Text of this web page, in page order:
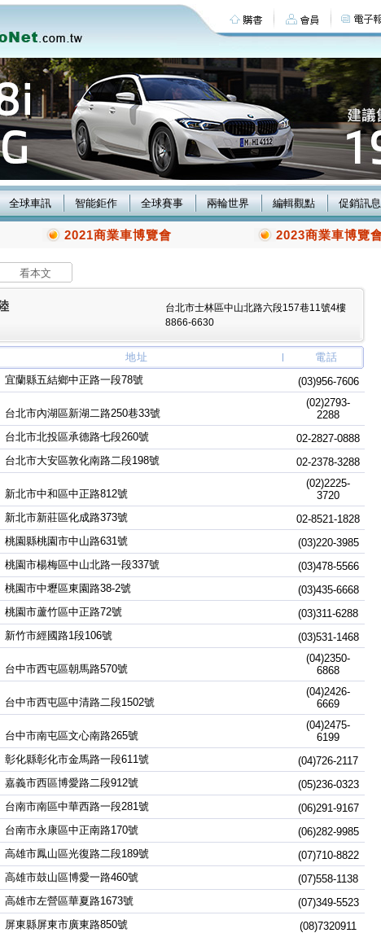
全球車訊 智能鉅作 全球賽事 兩輪世界 編輯觀點 促銷訊息
2021商業車博覽會 2023商業車博覽
看本文
台北市士林區中山北路六段157巷11號4樓
8866-6630
地址
電話
宜蘭縣五結鄉中正路一段78號 (03)956-7606
台北市內湖區新湖二路250巷33號
(02)2793-
2288
台北市北投區承德路七段260號
02-2827-0888
台北市大安區敦化南路二段198號 02-2378-3288
新北市中和區中正路812號
(02)2225-
3720
新北市新莊區化成路373號
02-8521-1828
桃園縣桃園市中山路631號
(03)220-3985
桃園市楊梅區中山北路一段337號
(03)478-5566
桃園市中壢區東園路38-2號
(03)435-6668
桃園市蘆竹區中正路72號
(03)311-6288
新竹市經國路1段106號 (03)531-1468
台中市西屯區朝馬路570號
(04)2350-
6868
台中市西屯區中清路二段1502號
(04)2426-
6669
台中市南屯區文心南路265號
(04)2475-
6199
彰化縣彰化市金馬路一段611號
(04)726-2117
嘉義市西區博愛路二段912號
(05)236-0323
台南市南區中華西路一段281號
(06)291-9167
台南市永康區中正南路170號
(06)282-9985
高雄市鳳山區光復路二段189號
(07)710-8822
高雄市鼓山區博愛一路460號
(07)558-1138
高雄市左營區華夏路1673號
(07)349-5523
屏東縣屏東市廣東路850號 (08)7320911